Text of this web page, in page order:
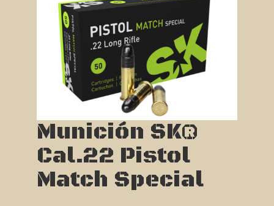
Munición SK®
Cal.22 Pistol
Match Special